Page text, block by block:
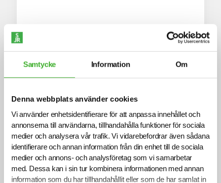
Samtycke Information Om
Denna webbplats använder cookies
Vi använder enhetsidentifierare för att anpassa innehållet och
annonserna till användarna, tillhandahålla funktioner för sociala
medier och analysera vår trafik. Vi vidarebefordrar även sådana
identifierare och annan information från din enhet till de sociala
medier och annons- och analysföretag som vi samarbetar
med. Dessa kan i sin tur kombinera informationen med annan
information som du har tillhandahållit eller som de har samlat in
19 november, 2025
Vi har glädjen att meddela att SJR har blivit utnämnt som
ett Karriärföretag för tredje året i rad!